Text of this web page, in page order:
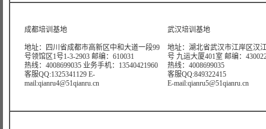
成都培训基地
地址：四川省成都市高新区中和大道一段99
号领馆区1号1-3-2903 邮编：610031
热线：4008699035 业务手机：13540421960
客服QQ:1325341129 E-
mail:qianru4@51qianru.cn
武汉培训基地
地址：湖北省武汉市江岸区汉
号 九运大厦401室 邮编：
热线：4008699035
客服QQ:849322415
E-mail:qianru5@51qianru.cn